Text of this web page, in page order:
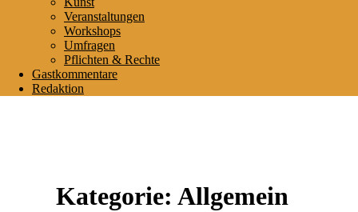
Veranstaltungen
Workshops
Umfragen
Pflichten & Rechte
Gastkommentare
Redaktion
Kategorie: Allgemein